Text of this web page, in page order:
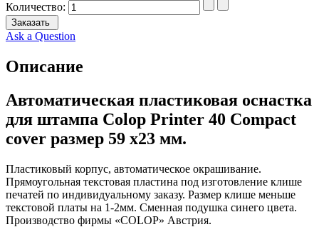
Количество:
Заказать
Ask a Question
Описание
Автоматическая пластиковая оснастка
для штампа Colop Printer 40 Compact
cover размер 59 х23 мм.
Пластиковый корпус, автоматическое окрашивание.
Прямоугольная текстовая пластина под изготовление клише
печатей по индивидуальному заказу. Размер клише меньше
текстовой платы на 1-2мм. Сменная подушка синего цвета.
Производство фирмы «COLOP» Австрия.